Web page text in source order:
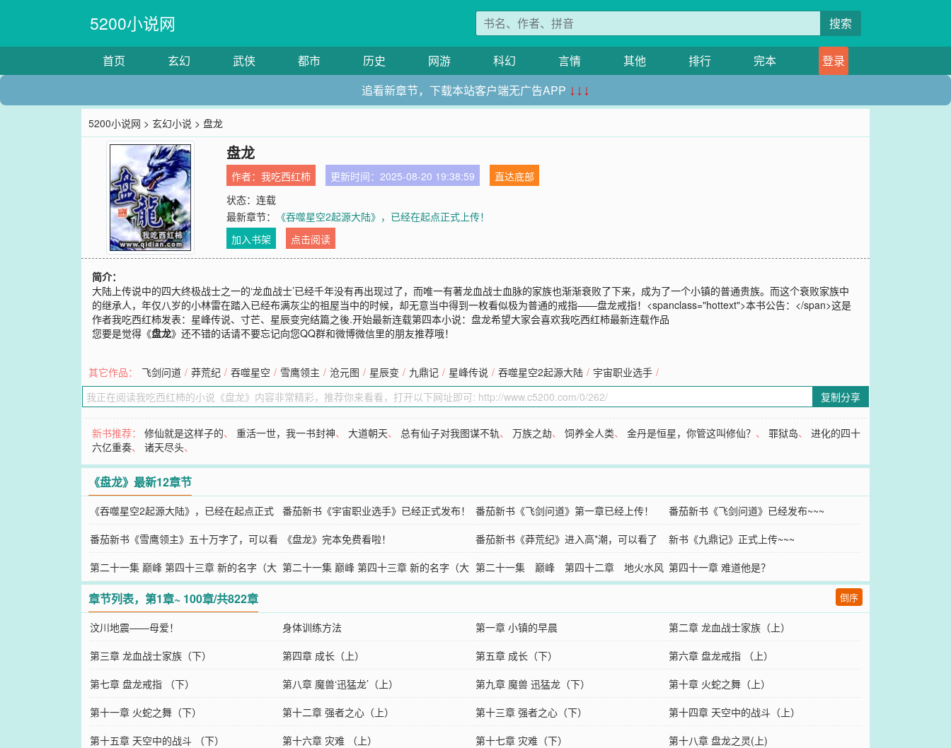
5200小说网 搜索
首页 玄幻 武侠 都市 历史 网游 科幻 言情 其他 排行 完本
登录
追看新章节，下载本站客户端无广告APP ↓↓↓
5200小说网 >玄幻小说 > 盘龙
盘龙
作者：我吃西红柿 更新时间：2025-08-20 19:38:59
直达底部
状态：连载
最新章节：
《吞噬星空2起源大陆》，已经在起点正式上传！
加入书架
点击阅读
简介：
大陆上传说中的四大终极战士之一的‘龙血战士’已经千年没有再出现过了，而唯一有著龙血战士血脉的家族也渐渐衰败了下来，成为了一个小镇的普通贵族。而这个衰败家族中
的继承人，年仅八岁的小林雷在踏入已经布满灰尘的祖屋当中的时候，却无意当中得到一枚看似极为普通的戒指——盘龙戒指！<spanclass="hottext">本书公告：</span>这是
作者我吃西红柿发表：星峰传说、寸芒、星辰变完结篇之後.开始最新连载第四本小说：盘龙希望大家会喜欢我吃西红柿最新连载作品
您要是觉得《盘龙》还不错的话请不要忘记向您QQ群和微博微信里的朋友推荐哦！
其它作品： 飞剑问道 / 莽荒纪 / 吞噬星空 / 雪鹰领主 / 沧元图 / 星辰变 / 九鼎记 / 星峰传说 / 吞噬星空2起源大陆 / 宇宙职业选手 /
复制分享
新书推荐：修仙就是这样子的、重活一世，我一书封神、大道朝天、 总有仙子对我图谋不轨、万族之劫、饲养全人类、金丹是恒星，你管这叫修仙？ 、罪狱岛、进化的四十
六亿重奏、诸天尽头、
《盘龙》最新12章节
《吞噬星空2起源大陆》，已经在起点正式
上传！
番茄新书《宇宙职业选手》已经正式发布！ 番茄新书《飞剑问道》第一章已经上传！
番茄新书《飞剑问道》已经发布~~~
番茄新书《雪鹰领主》五十万字了，可以看
了~~
《盘龙》完本免费看啦！
番茄新书《莽荒纪》进入高*潮，可以看了
~~
新书《九鼎记》正式上传~~~
第二十一集 巅峰 第四十三章 新的名字（大
结局）（下）
第二十一集 巅峰 第四十三章 新的名字（大 第二十一集 巅峰 第四十二章 地火水风 第四十一章 难道他是？
章节列表，第1章~ 100章/共822章 倒序
汶川地震——母爱！ 身体训练方法 第一章 小镇的早晨
第二章 龙血战士家族（上）
第三章 龙血战士家族（下）
第四章 成长（上） 第五章 成长（下）
第六章 盘龙戒指 （上）
第七章 盘龙戒指 （下）
第八章 魔兽‘迅猛龙’（上） 第九章 魔兽 迅猛龙（下）
第十章 火蛇之舞（上）
第十一章 火蛇之舞（下）
第十二章 强者之心（上） 第十三章 强者之心（下）
第十四章 天空中的战斗（上）
第十五章 天空中的战斗 （下）
第十六章 灾难 （上） 第十七章 灾难（下）
第十八章 盘龙之灵(上)